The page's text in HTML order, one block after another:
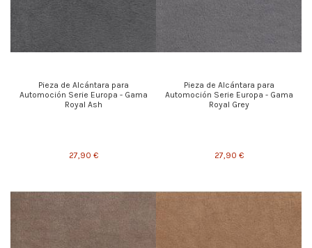
Pieza de Alcántara para
Automoción Serie Europa - Gama
Royal Ash
27,90 €
Pieza de Alcántara para
Automoción Serie Europa - Gama
Royal Grey
27,90 €